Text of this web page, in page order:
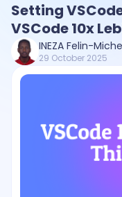
Setting
VSCode 10x
INEZA Felin-
29 October 2025